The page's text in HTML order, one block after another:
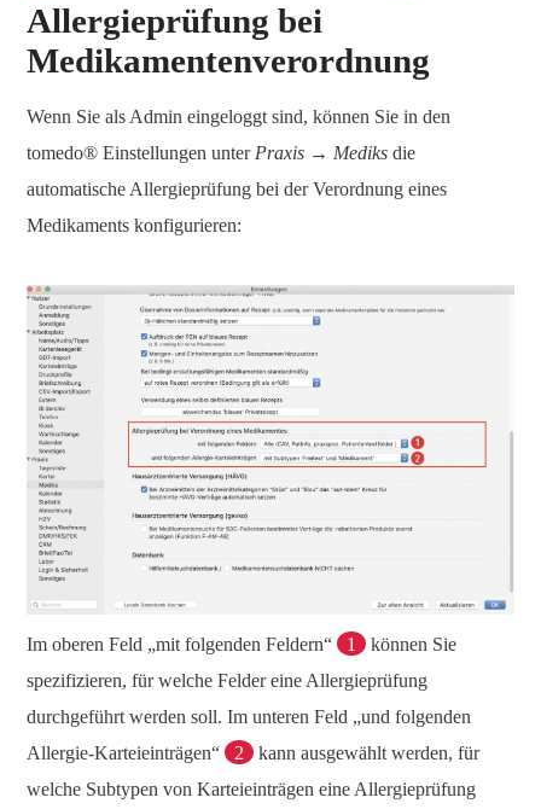
Allergieprüfung bei
Medikamentenverordnung
Wenn Sie als Admin eingeloggt sind, können Sie in den
tomedo® Einstellungen unter Praxis → Mediks die
automatische Allergieprüfung bei der Verordnung eines
Medikaments konfigurieren:
Im oberen Feld „mit folgenden Feldern“ 1
können Sie
spezifizieren, für welche Felder eine Allergieprüfung
durchgeführt werden soll. Im unteren Feld „und folgenden
Allergie-Karteieinträgen“
2
kann ausgewählt werden, für
welche Subtypen von Karteieinträgen eine Allergieprüfung